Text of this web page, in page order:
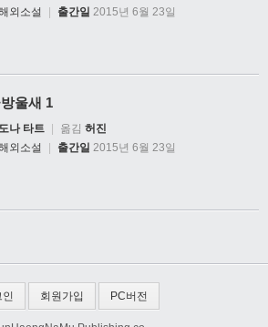
외소설 | 출간일 2015년 6월 23일
울새 1
도나 타트 옮김 허진
외소설 | 출간일 2015년 6월 23일
회원가입 PC버전